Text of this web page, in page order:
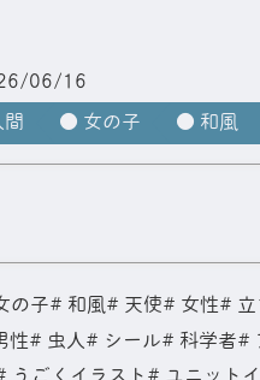
06/16
● 女の子 ● 和風
の子 和風 天使 女性
性 虫人 シール 科学者
うごくイラスト ユニット